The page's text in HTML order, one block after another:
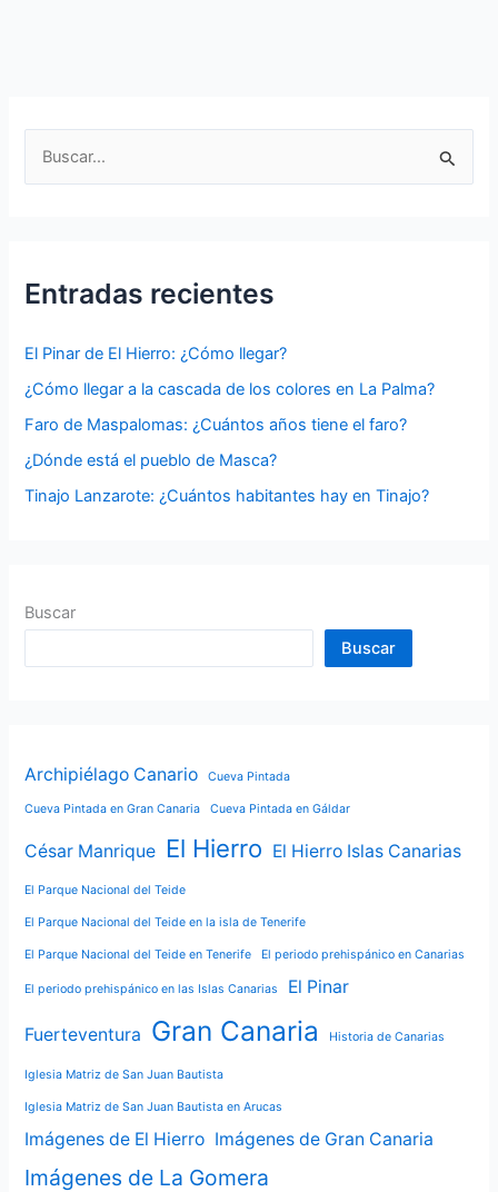
Canaria
r
r
:
Entradas recientes
El Pinar de El Hierro: ¿Cómo llegar?
¿Cómo llegar a la cascada de los colores en La Palma?
Faro de Maspalomas: ¿Cuántos años tiene el faro?
¿Dónde está el pueblo de Masca?
Tinajo Lanzarote: ¿Cuántos habitantes hay en Tinajo?
Buscar
Buscar
Archipiélago Canario Cueva Pintada
Cueva Pintada en Gran Canaria Cueva Pintada en Gáldar
César Manrique El Hierro El Hierro Islas Canarias
El Parque Nacional del Teide
El Parque Nacional del Teide en la isla de Tenerife
El Parque Nacional del Teide en Tenerife El periodo prehispánico en Canarias
El periodo prehispánico en las Islas Canarias El Pinar
Fuerteventura Gran Canaria Historia de Canarias
Iglesia Matriz de San Juan Bautista
Iglesia Matriz de San Juan Bautista en Arucas
Imágenes de El Hierro Imágenes de Gran Canaria
Imágenes de La Gomera